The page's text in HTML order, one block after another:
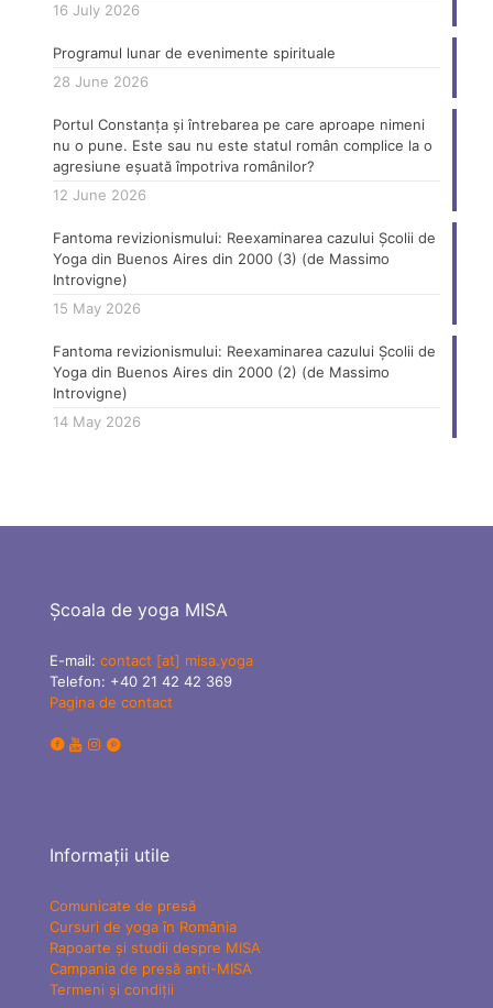
16 July 2026
Programul lunar de evenimente spirituale
28 June 2026
Portul Constanța și întrebarea pe care aproape nimeni
nu o pune. Este sau nu este statul român complice la o
agresiune eșuată împotriva românilor?
12 June 2026
Fantoma revizionismului: Reexaminarea cazului Școlii de
Yoga din Buenos Aires din 2000 (3) (de Massimo
Introvigne)
15 May 2026
Fantoma revizionismului: Reexaminarea cazului Școlii de
Yoga din Buenos Aires din 2000 (2) (de Massimo
Introvigne)
14 May 2026
Școala de yoga MISA
E-mail: contact [at] misa.yoga
Telefon: +40 21 42 42 369
Pagina de contact
Informații utile
Comunicate de presă
Cursuri de yoga în România
Rapoarte și studii despre MISA
Campania de presă anti-MISA
Termeni și condiții